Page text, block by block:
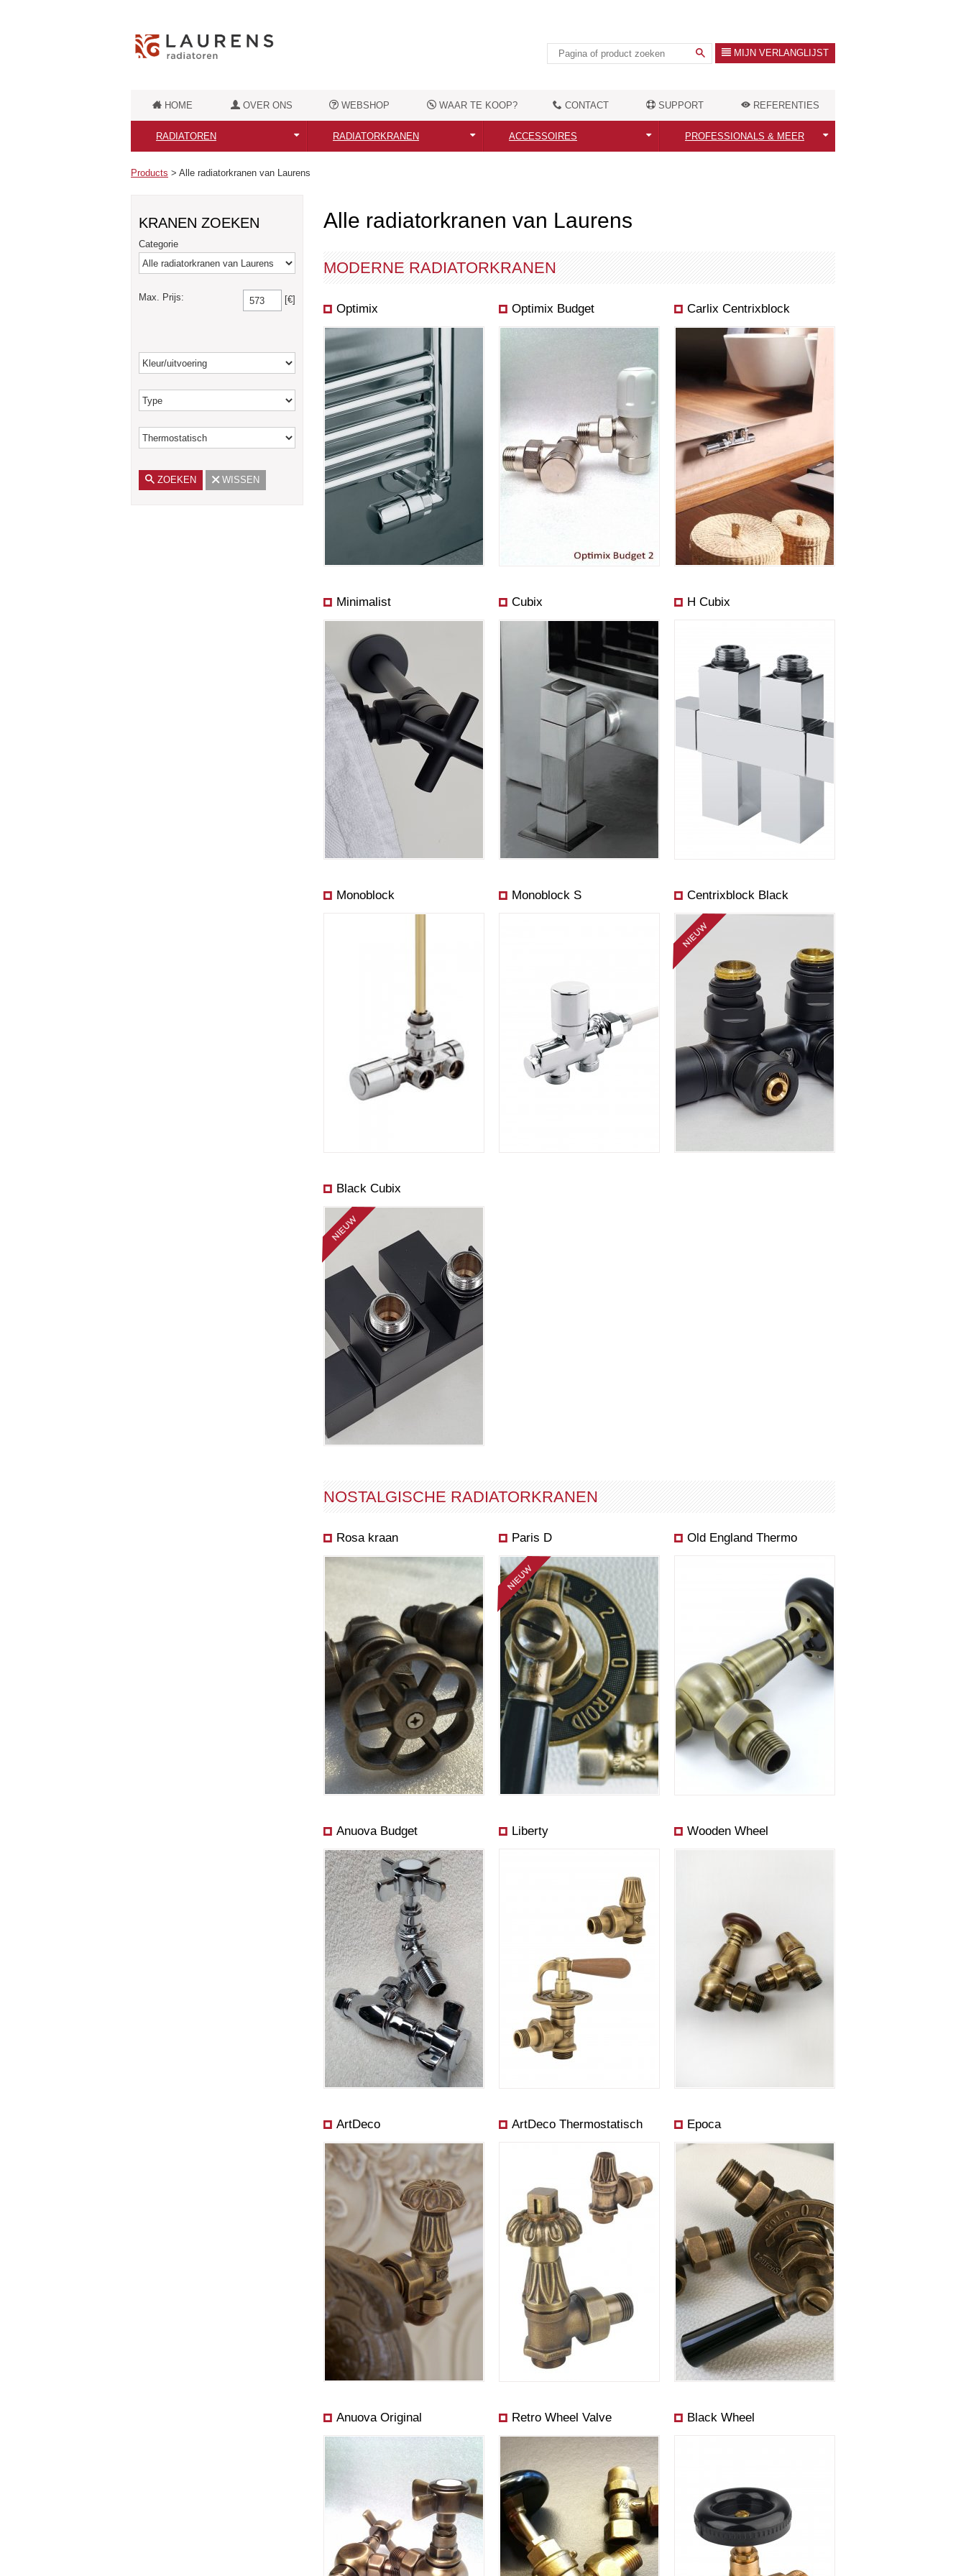
MIJN VERLANGLIJST
HOME OVER ONS WEBSHOP WAAR TE KOOP? CONTACT SUPPORT REFERENTIES
RADIATOREN
Alle Laurens Radiatoren
Badkamerradiatoren
Retro badkamerradiatoren
Luxe badkamerradiatoren
TOP Designradiatoren
Industriële Spiraalradiatoren
Ledenradiatoren
RADIATORKRANEN
Nostalgische radiatorkranen
Aansluittoebehoren
ACCESSOIRES
Handdoekbeugels
Kledingshaken
PROFESSIONALS & MEER
Products > Alle radiatorkranen van Laurens
KRANEN ZOEKEN
Categorie
Max. Prijs: [€]
ZOEKEN WISSEN
Alle radiatorkranen van Laurens
MODERNE RADIATORKRANEN
Optimix Optimix Budget Carlix Centrixblock
Minimalist Cubix H Cubix
Monoblock Monoblock S Centrixblock Black
Black Cubix
NOSTALGISCHE RADIATORKRANEN
Rosa kraan Paris D Old England Thermo
Anuova Budget Liberty Wooden Wheel
ArtDeco ArtDeco Thermostatisch Epoca
Anuova Original Retro Wheel Valve Black Wheel